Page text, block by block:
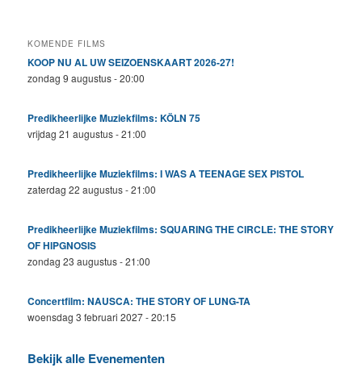
KOMENDE FILMS
KOOP NU AL UW SEIZOENSKAART 2026-27!
zondag 9 augustus - 20:00
Predikheerlijke Muziekfilms: KÖLN 75
vrijdag 21 augustus - 21:00
Predikheerlijke Muziekfilms: I WAS A TEENAGE SEX PISTOL
zaterdag 22 augustus - 21:00
Predikheerlijke Muziekfilms: SQUARING THE CIRCLE: THE STORY
OF HIPGNOSIS
zondag 23 augustus - 21:00
Concertfilm: NAUSCA: THE STORY OF LUNG-TA
woensdag 3 februari 2027 - 20:15
Bekijk alle Evenementen